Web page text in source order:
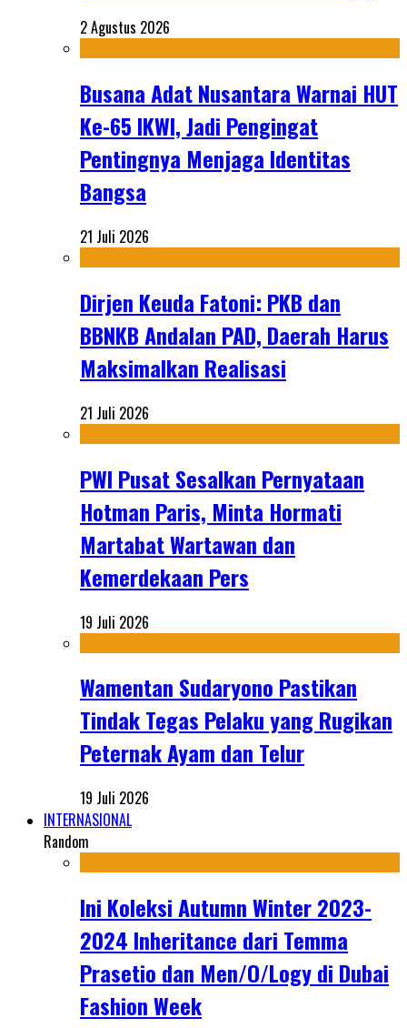
2 Agustus 2026
Busana Adat Nusantara Warnai HUT
Ke-65 IKWI, Jadi Pengingat
Pentingnya Menjaga Identitas
Bangsa
21 Juli 2026
Dirjen Keuda Fatoni: PKB dan
BBNKB Andalan PAD, Daerah Harus
Maksimalkan Realisasi
21 Juli 2026
PWI Pusat Sesalkan Pernyataan
Hotman Paris, Minta Hormati
Martabat Wartawan dan
Kemerdekaan Pers
19 Juli 2026
Wamentan Sudaryono Pastikan
Tindak Tegas Pelaku yang Rugikan
Peternak Ayam dan Telur
19 Juli 2026
INTERNASIONAL
Random
Ini Koleksi Autumn Winter 2023-
2024 Inheritance dari Temma
Prasetio dan Men/O/Logy di Dubai
Fashion Week